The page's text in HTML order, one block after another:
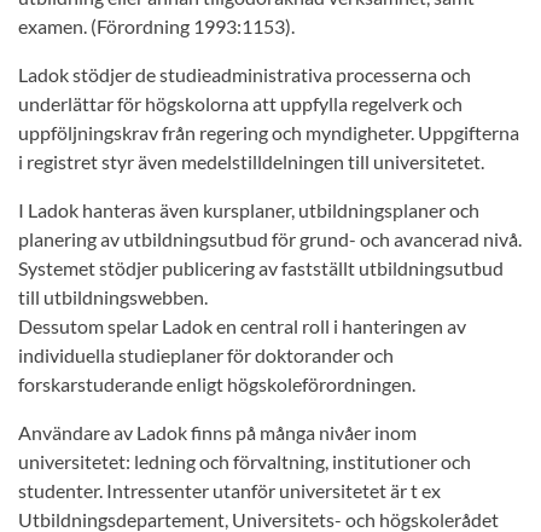
examen. (Förordning 1993:1153).
Ladok stödjer de studieadministrativa processerna och
underlättar för högskolorna att uppfylla regelverk och
uppföljningskrav från regering och myndigheter. Uppgifterna
i registret styr även medelstilldelningen till universitetet.
I Ladok hanteras även kursplaner, utbildningsplaner och
planering av utbildningsutbud för grund- och avancerad nivå.
Systemet stödjer publicering av fastställt utbildningsutbud
till utbildningswebben.
Dessutom spelar Ladok en central roll i hanteringen av
individuella studieplaner för doktorander och
forskarstuderande enligt högskoleförordningen.
Användare av Ladok finns på många nivåer inom
universitetet: ledning och förvaltning, institutioner och
studenter. Intressenter utanför universitetet är t ex
Utbildningsdepartement, Universitets- och högskolerådet